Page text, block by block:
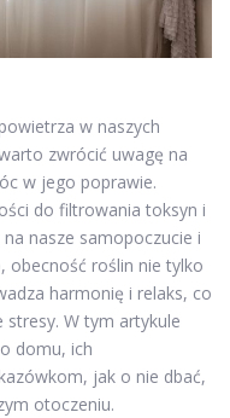
w naszych
zwrócić uwagę na
w jego poprawie.
do filtrowania toksyn i
nasze samopoczucie i
obecność roślin nie tylko
harmonię i relaks, co
stresy. W tym artykule
domu, ich
jak o nie dbać,
otoczeniu.